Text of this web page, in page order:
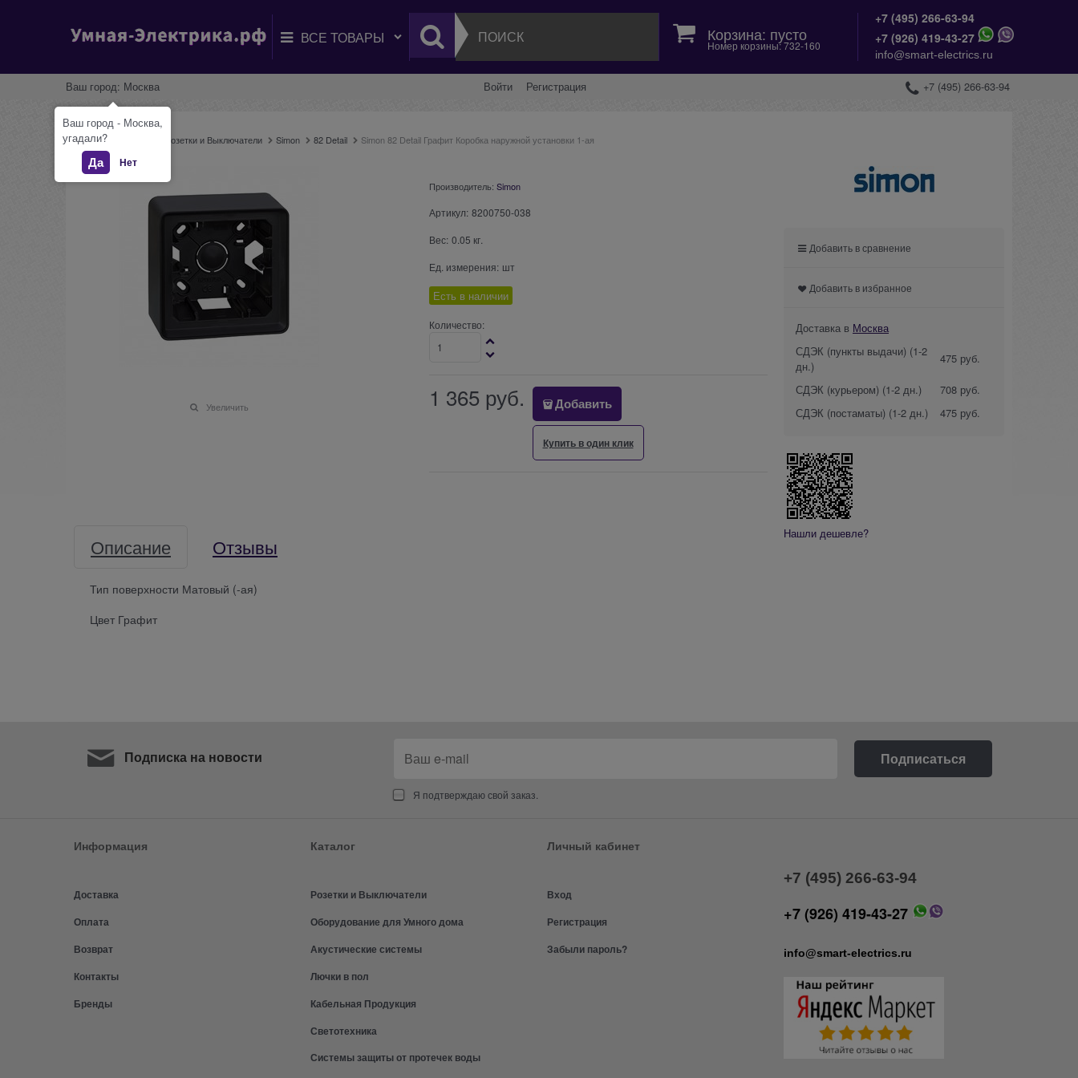
Корзина: пусто
Номер корзины: 732-160
+7 (495) 266-63-94
+7 (926) 419-43-27
info@smart-electrics.ru
Ваш город: Москва Войти Регистрация +7 (495) 266-63-94
Главная Розетки и Выключатели Simon 82 Detail Simon 82 Detail Графит Коробка наружной установки 1-ая
Увеличить
Производитель: Simon
Артикул: 8200750-038
Вес: 0.05 кг.
Ед. измерения: шт
Есть в наличии
Количество:
1 365 руб. Добавить
Купить в один клик
Описание Отзывы
Тип поверхности Матовый (-ая)
Цвет Графит
Добавить в сравнение
Добавить в избранное
Доставка в Москва
СДЭК (пункты выдачи) (1-2
дн.)
475 руб.
СДЭК (курьером) (1-2 дн.)
708 руб.
СДЭК (постаматы) (1-2 дн.) 475 руб.
Нашли дешевле?
Подписка на новости
Я подтверждаю свой заказ.
Информация
Доставка
Оплата
Возврат
Контакты
Бренды
Каталог
Розетки и Выключатели
Оборудование для Умного дома
Акустические системы
Лючки в пол
Кабельная Продукция
Светотехника
Системы защиты от протечек воды
Личный кабинет
Вход
Регистрация
Забыли пароль?
+7 (495) 266-63-94
+7 (926) 419-43-27
info@smart-electrics.ru
Ваш город - Москва,
угадали?
Да Нет